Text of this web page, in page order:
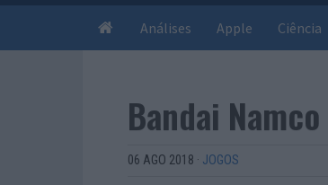
Análises Apple Ciência
Bandai
06 AGO 2018 · JOGOS